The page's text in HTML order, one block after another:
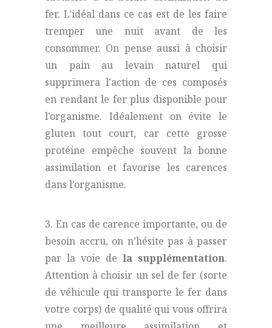
fer. L’idéal dans ce cas est de les faire
tremper une nuit avant de les
consommer. On pense aussi à choisir
un pain au levain naturel qui
supprimera l’action de ces composés
en rendant le fer plus disponible pour
l’organisme. Idéalement on évite le
gluten tout court, car cette grosse
protéine empêche souvent la bonne
assimilation et favorise les carences
dans l’organisme.
3. En cas de carence importante, ou de
besoin accru, on n’hésite pas à passer
par la voie de la supplémentation.
Attention à choisir un sel de fer (sorte
de véhicule qui transporte le fer dans
votre corps) de qualité qui vous offrira